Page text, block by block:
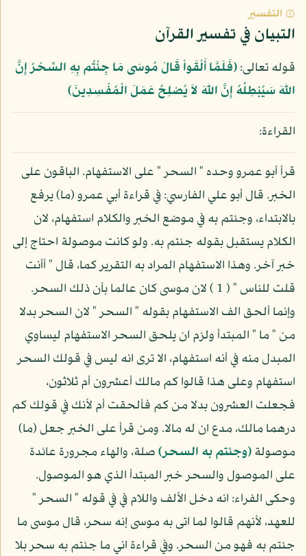
۞ التفسير
التبيان في تفسير القرآن
قوله تعالى:﴿فَلَمَّا أَلْقَواْ قَالَ مُوسَى مَا جِئْتُم بِهِ السِّحْرُ إِنَّ
اللّهَ سَيُبْطِلُهُ إِنَّ اللّهَ لاَ يُصْلِحُ عَمَلَ الْمُفْسِدِينَ﴾
القراءة:
قرأ أبو عمرو وحده " السحر " على الاستفهام. الباقون على
الخبر. قال أبو علي الفارسي: في قراءة أبي عمرو (ما) يرفع
بالابتداء، وجئتم به في موضع الخبر والكلام استفهام، لان
الكلام يستقبل بقوله جئتم به. ولو كانت موصولة احتاج إلى
خبر آخر. وهذا الاستفهام المراد به التقرير كما، قال " أأنت
قلت للناس " ( 1 ) لان موسى كان عالما بأن ذلك السحر.
وإنما ألحق الف الاستفهام بقوله " السحر " لان السحر بدلا
من " ما " المبتدأ ولزم ان يلحق السحر الاستفهام ليساوي
المبدل منه في أنه استفهام، الا ترى انه ليس في قولك السحر
استفهام وعلى هذا قالوا كم مالك أعشرون أم ثلاثون،
فجعلت العشرون بدلا من كم فألحقت أم لأنك في قولك كم
درهما مالك، مدع ان له مالا. ومن قرأ على الخبر جعل (ما)
موصولة(وجئتم به السحر)صلة، والهاء مجرورة عائدة
على الموصول والسحر خبر المبتدأ الذي هو الموصول.
وحكى الفراء: انه دخل الألف واللام في في قوله " السحر "
للعهد، لأنهم قالوا لما اتى به موسى إنه سحر، قال موسى ما
جئتم به فهو من السحر. وفي قراءة اني ما جئتم به سحر بلا